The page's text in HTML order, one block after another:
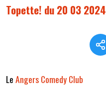
Topette! du 20 03 2024
LeAngers Comedy Club